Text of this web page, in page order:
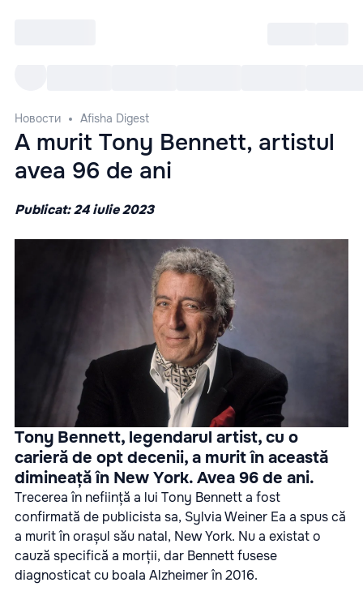
Новости Afisha Digest
A murit Tony Bennett, artistul
avea 96 de ani
Publicat: 24 iulie 2023
Tony Bennett, legendarul artist, cu o
carieră de opt decenii, a murit în această
dimineață în New York. Avea 96 de ani.
Trecerea în neființă a lui Tony Bennett a fost
confirmată de publicista sa, Sylvia Weiner Ea a spus că
a murit în orașul său natal, New York. Nu a existat o
cauză specifică a morții, dar Bennett fusese
diagnosticat cu boala Alzheimer în 2016.